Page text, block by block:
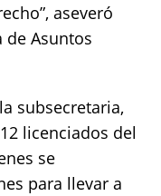
aseveró
de Asuntos
subsecretaria,
licenciados del
se
para llevar a